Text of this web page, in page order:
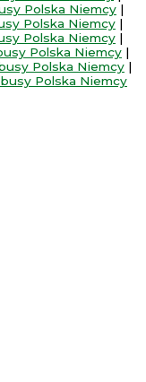
Polska Niemcy |
Polska Niemcy |
Polska Niemcy |
Polska Niemcy |
Polska Niemcy |
busy Polska Niemcy